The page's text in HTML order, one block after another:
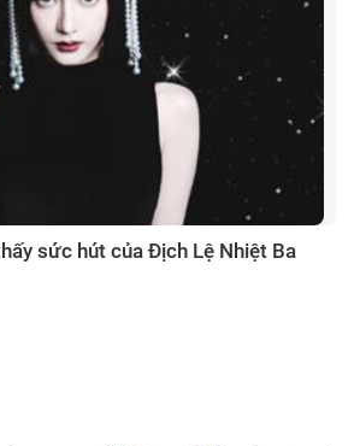
sức hút của Địch Lệ Nhiệt Ba